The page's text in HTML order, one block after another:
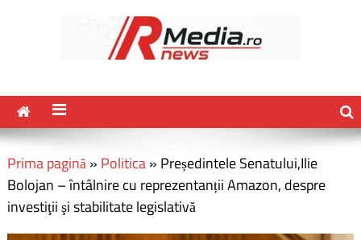
Prima pagină» Politica» Președintele Senatului,Ilie
Bolojan – întâlnire cu reprezentanții Amazon, despre
investiţii şi stabilitate legislativă